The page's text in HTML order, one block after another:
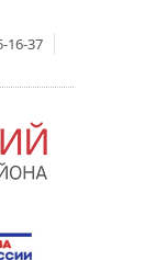
16-37